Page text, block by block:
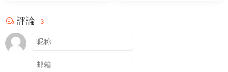
評論 3